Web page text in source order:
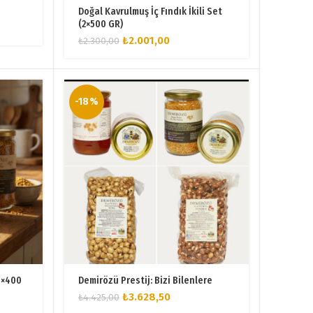
Doğal Kavrulmuş İç Fındık İkili Set
(2×500 GR)
₺2.300,00 Orijinal
₺2.300,00.
₺2.001,00Şu
fiyat:
₺2.001,00.
-18%
Demirözü Prestij: Bizi Bilenlere
₺4.425,00 Orijinal
₺3.628,50Şu